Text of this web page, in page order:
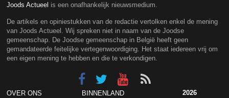
Joods Actueel is een onafhankelijk nieuwsmedium.
De artikels en opiniestukken van de redactie vertolken enkel de mening
van Joods Actueel. Wij spreken niet in naam van de Joodse
gemeenschap. De Joodse gemeenschap in België heeft geen
gemandateerde feitelijke vertegenwoordiging. Het staat iedereen vrij om
een eigen mening te hebben en die te verkondigen.
OVER ONS
BINNENLAND
2026